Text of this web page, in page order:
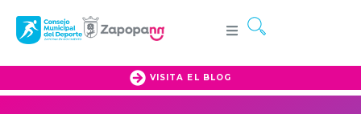
VISITA EL BLOG